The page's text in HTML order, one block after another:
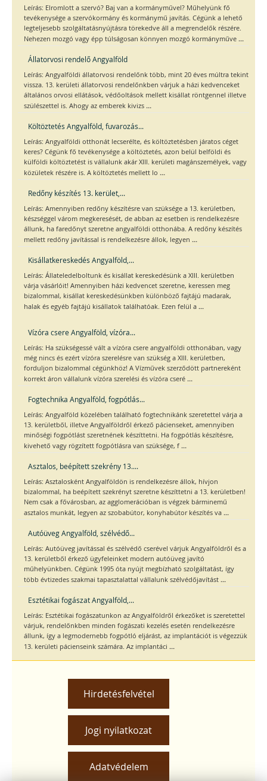
Leírás: Elromlott a szervó? Baj van a kormányművel? Műhelyünk fő
tevékenysége a szervókormány és kormánymű javítás. Cégünk a lehető
legteljesebb szolgáltatásnyújtásra törekedve áll a megrendelők részére.
Nehezen mozgó vagy épp túlságosan könnyen mozgó kormányműve ...
Állatorvosi rendelő Angyalföld
Leírás: Angyalföldi állatorvosi rendelőnk több, mint 20 éves múltra tekint
vissza. 13. kerületi állatorvosi rendelőnkben várjuk a házi kedvenceket
általános orvosi ellátások, védőoltások mellett kisállat röntgennel illetve
szülészettel is. Ahogy az emberek kivizs ...
Költöztetés Angyalföld, fuvarozás...
Leírás: Angyalföldi otthonát lecserélte, és költöztetésben járatos céget
keres? Cégünk fő tevékenysége a költöztetés, azon belül belföldi és
külföldi költöztetést is vállalunk akár XIII. kerületi magánszemélyek, vagy
közületek részére is. A költöztetés mellett lo ...
Redőny készítés 13. kerület,...
Leírás: Amennyiben redőny készítésre van szüksége a 13. kerületben,
készséggel várom megkeresését, de abban az esetben is rendelkezésre
állunk, ha faredőnyt szeretne angyalföldi otthonába. A redőny készítés
mellett redőny javítással is rendelkezésre állok, legyen ...
Kisállatkereskedés Angyalföld,...
Leírás: Állateledelboltunk és kisállat kereskedésünk a XIII. kerületben
várja vásárlóit! Amennyiben házi kedvencet szeretne, keressen meg
bizalommal, kisállat kereskedésünkben különböző fajtájú madarak,
halak és egyéb fajtájú kisállatok találhatóak. Ezen felül a ...
Vízóra csere Angyalföld, vízóra...
Leírás: Ha szükségessé vált a vízóra csere angyalföldi otthonában, vagy
még nincs és ezért vízóra szerelésre van szükség a XIII. kerületben,
forduljon bizalommal cégünkhöz! A Vízművek szerződött partnereként
korrekt áron vállalunk vízóra szerelési és vízóra cseré ...
Fogtechnika Angyalföld, fogpótlás...
Leírás: Angyalföld közelében található fogtechnikánk szeretettel várja a
13. kerületből, illetve Angyalföldről érkező pácienseket, amennyiben
minőségi fogpótlást szeretnének készíttetni. Ha fogpótlás készítésre,
kivehető vagy rögzített fogpótlásra van szüksége, f ...
Asztalos, beépített szekrény 13....
Leírás: Asztalosként Angyalföldön is rendelkezésre állok, hívjon
bizalommal, ha beépített szekrényt szeretne készíttetni a 13. kerületben!
Nem csak a fővárosban, az agglomerációban is végzek bárminemű
asztalos munkát, legyen az szobabútor, konyhabútor készítés va ...
Autóüveg Angyalföld, szélvédő...
Leírás: Autóüveg javítással és szélvédő cserével várjuk Angyalföldről és a
13. kerületből érkező ügyfeleinket modern autóüveg javító
műhelyünkben. Cégünk 1995 óta nyújt megbízható szolgáltatást, így
több évtizedes szakmai tapasztalattal vállalunk szélvédőjavítást ...
Esztétikai fogászat Angyalföld,...
Leírás: Esztétikai fogászatunkon az Angyalföldről érkezőket is szeretettel
várjuk, rendelőnkben minden fogászati kezelés esetén rendelkezésre
állunk, így a legmodernebb fogpótló eljárást, az implantációt is végezzük
13. kerületi pácienseink számára. Az implantáci ...
Hirdetésfelvétel
Jogi nyilatkozat
Adatvédelem